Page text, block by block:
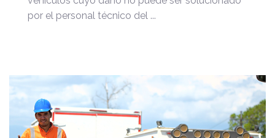
por el personal técnico del ...